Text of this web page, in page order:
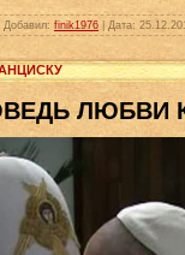
Добавил: finik1976 Дата:
ЛЮБВИ